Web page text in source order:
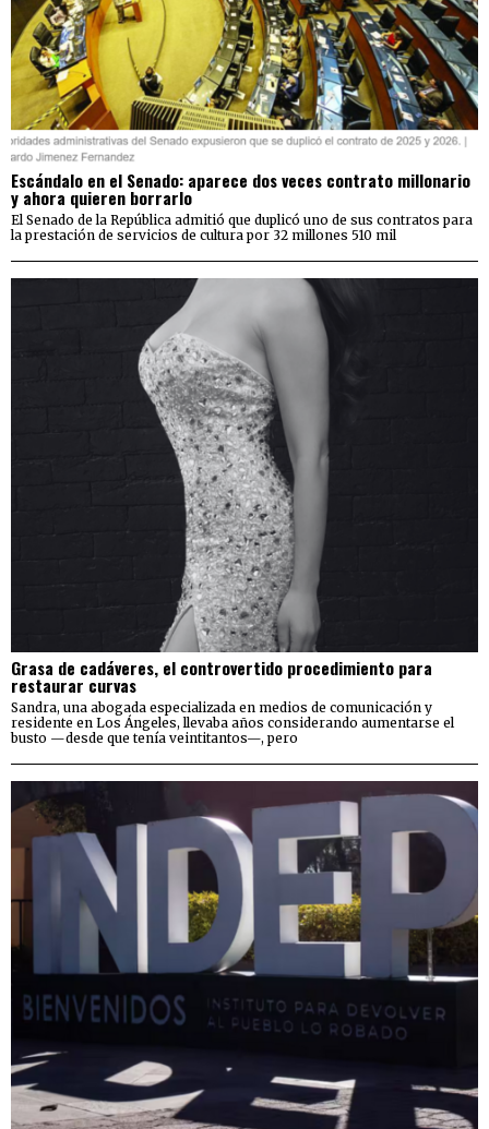
Escándalo en el Senado: aparece dos veces contrato millonario
y ahora quieren borrarlo
El Senado de la República admitió que duplicó uno de sus contratos para
la prestación de servicios de cultura por 32 millones 510 mil
Grasa de cadáveres, el controvertido procedimiento para
restaurar curvas
Sandra, una abogada especializada en medios de comunicación y
residente en Los Ángeles, llevaba años considerando aumentarse el
busto —desde que tenía veintitantos—, pero